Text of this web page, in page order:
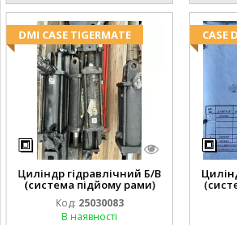
DMI CASE TIGERMATE
Циліндр гідравлічний Б/В
(система підйому рами)
3X8 87423768
Код: 25030083
В наявності
CASE